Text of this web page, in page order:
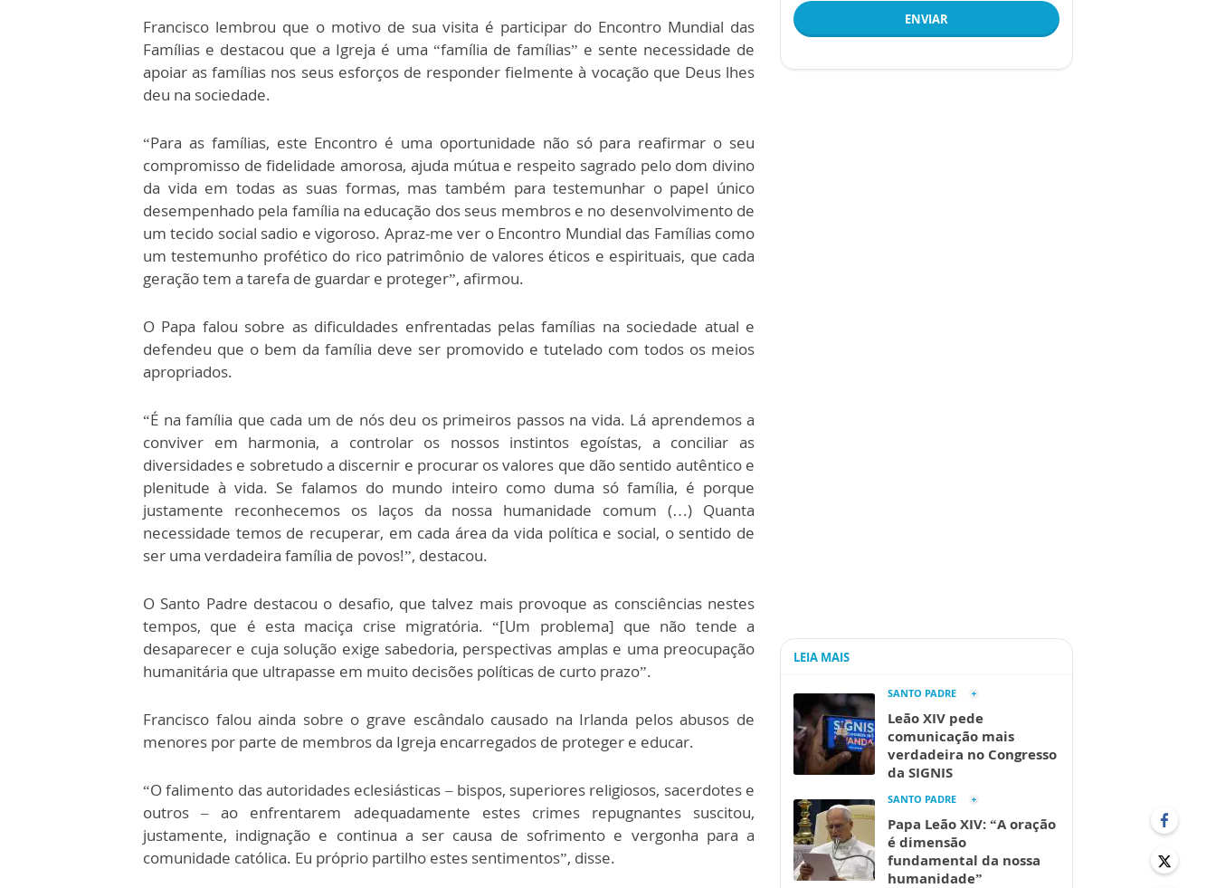
Francisco lembrou que o motivo de sua visita é participar do Encontro Mundial das
Famílias e destacou que a Igreja é uma “família de famílias” e sente necessidade de
apoiar as famílias nos seus esforços de responder fielmente à vocação que Deus lhes
deu na sociedade.
“Para as famílias, este Encontro é uma oportunidade não só para reafirmar o seu
compromisso de fidelidade amorosa, ajuda mútua e respeito sagrado pelo dom divino
da vida em todas as suas formas, mas também para testemunhar o papel único
desempenhado pela família na educação dos seus membros e no desenvolvimento de
um tecido social sadio e vigoroso. Apraz-me ver o Encontro Mundial das Famílias como
um testemunho profético do rico patrimônio de valores éticos e espirituais, que cada
geração tem a tarefa de guardar e proteger”, afirmou.
O Papa falou sobre as dificuldades enfrentadas pelas famílias na sociedade atual e
defendeu que o bem da família deve ser promovido e tutelado com todos os meios
apropriados.
“É na família que cada um de nós deu os primeiros passos na vida. Lá aprendemos a
conviver em harmonia, a controlar os nossos instintos egoístas, a conciliar as
diversidades e sobretudo a discernir e procurar os valores que dão sentido autêntico e
plenitude à vida. Se falamos do mundo inteiro como duma só família, é porque
justamente reconhecemos os laços da nossa humanidade comum (…) Quanta
necessidade temos de recuperar, em cada área da vida política e social, o sentido de
ser uma verdadeira família de povos!”, destacou.
O Santo Padre destacou o desafio, que talvez mais provoque as consciências nestes
tempos, que é esta maciça crise migratória. “[Um problema] que não tende a
desaparecer e cuja solução exige sabedoria, perspectivas amplas e uma preocupação
humanitária que ultrapasse em muito decisões políticas de curto prazo”.
Francisco falou ainda sobre o grave escândalo causado na Irlanda pelos abusos de
menores por parte de membros da Igreja encarregados de proteger e educar.
“O falimento das autoridades eclesiásticas – bispos, superiores religiosos, sacerdotes e
outros – ao enfrentarem adequadamente estes crimes repugnantes suscitou,
justamente, indignação e continua a ser causa de sofrimento e vergonha para a
comunidade católica. Eu próprio partilho estes sentimentos”, disse.
ENVIAR
LEIA MAIS
SANTO PADRE
Leão XIV pede
comunicação mais
verdadeira no Congresso
da SIGNIS
SANTO PADRE
Papa Leão XIV: “A oração
é dimensão
fundamental da nossa
humanidade”